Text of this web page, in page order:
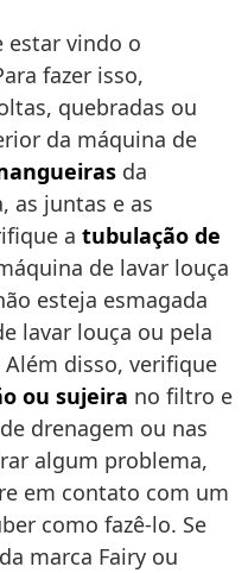
estar vindo o
fazer isso,
quebradas ou
da máquina de
da
as juntas e as
a tubulação de
de lavar louça
esteja esmagada
lavar louça ou pela
Além disso, verifique
ou sujeira no filtro e
drenagem ou nas
algum problema,
em contato com um
como fazê-lo. Se
marca Fairy ou